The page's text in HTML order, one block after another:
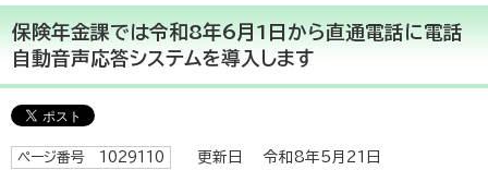
保険年金課では令和8年6月1日から直通電話に電話
自動音声応答システムを導入します
ページ番号 1029110 更新日 令和8年5月21日